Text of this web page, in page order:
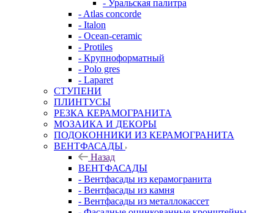
- Уральская палитра
- Atlas concorde
- Italon
- Ocean-ceramic
- Protiles
- Крупноформатный
- Polo gres
- Laparet
СТУПЕНИ
ПЛИНТУСЫ
РЕЗКА КЕРАМОГРАНИТА
МОЗАИКА И ДЕКОРЫ
ПОДОКОННИКИ ИЗ КЕРАМОГРАНИТА
ВЕНТФАСАДЫ
Назад
ВЕНТФАСАДЫ
- Вентфасады из керамогранита
- Вентфасады из камня
- Вентфасады из металлокассет